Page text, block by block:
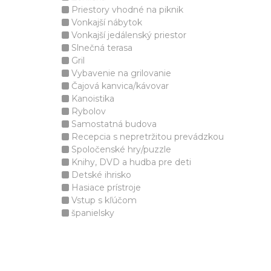
Priestory vhodné na piknik
Vonkajší nábytok
Vonkajší jedálenský priestor
Slnečná terasa
Gril
Vybavenie na grilovanie
Čajová kanvica/kávovar
Kanoistika
Rybolov
Samostatná budova
Recepcia s nepretržitou prevádzkou
Spoločenské hry/puzzle
Knihy, DVD a hudba pre deti
Detské ihrisko
Hasiace prístroje
Vstup s kľúčom
španielsky